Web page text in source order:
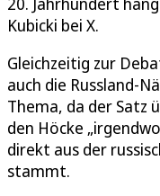
Kubicki bei X.
Gleichzeitig zur
auch die Russland-
Thema, da der Satz
den Höcke
direkt aus der
stammt.